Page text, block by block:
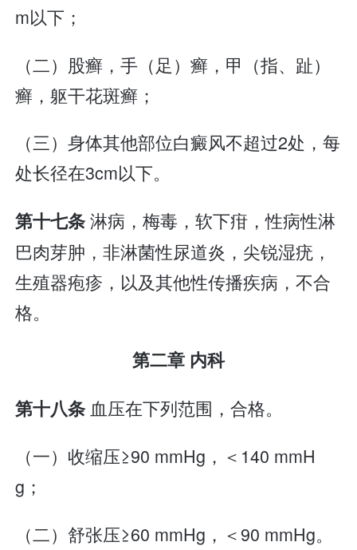
m以下；
（二）股癣，手（足）癣，甲（指、趾）
癣，躯干花斑癣；
（三）身体其他部位白癜风不超过2处，每
处长径在3cm以下。
第十七条淋病，梅毒，软下疳，性病性淋
巴肉芽肿，非淋菌性尿道炎，尖锐湿疣，
生殖器疱疹，以及其他性传播疾病，不合
格。
第二章 内科
第十八条 血压在下列范围，合格。
（一）收缩压≥90 mmHg，＜140 mmH
g；
（二）舒张压≥60 mmHg，＜90 mmHg。